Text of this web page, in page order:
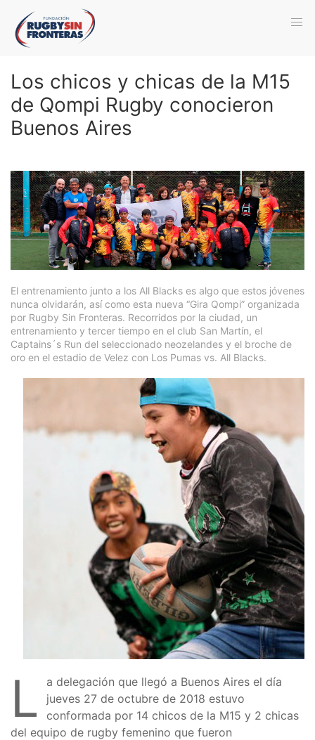
Los chicos y chicas de la M15
de Qompi Rugby conocieron
Buenos Aires
El entrenamiento junto a los All Blacks es algo que estos jóvenes
nunca olvidarán, así como esta nueva “Gira Qompi” organizada
por Rugby Sin Fronteras. Recorridos por la ciudad, un
entrenamiento y tercer tiempo en el club San Martín, el
Captains´s Run del seleccionado neozelandes y el broche de
oro en el estadio de Velez con Los Pumas vs. All Blacks.
L
a delegación que llegó a Buenos Aires el día
jueves 27 de octubre de 2018 estuvo
conformada por 14 chicos de la M15 y 2 chicas
del equipo de rugby femenino que fueron